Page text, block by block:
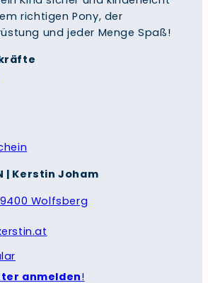
richtigen Pony, der
und jeder Menge Spaß!
| Kerstin Joham
Wolfsberg
anmelden!